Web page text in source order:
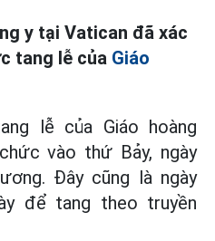
y tại Vatican đã xác
tang lễ của Giáo
lễ của Giáo hoàng
vào thứ Bảy, ngày
Đây cũng là ngày
để tang theo truyền